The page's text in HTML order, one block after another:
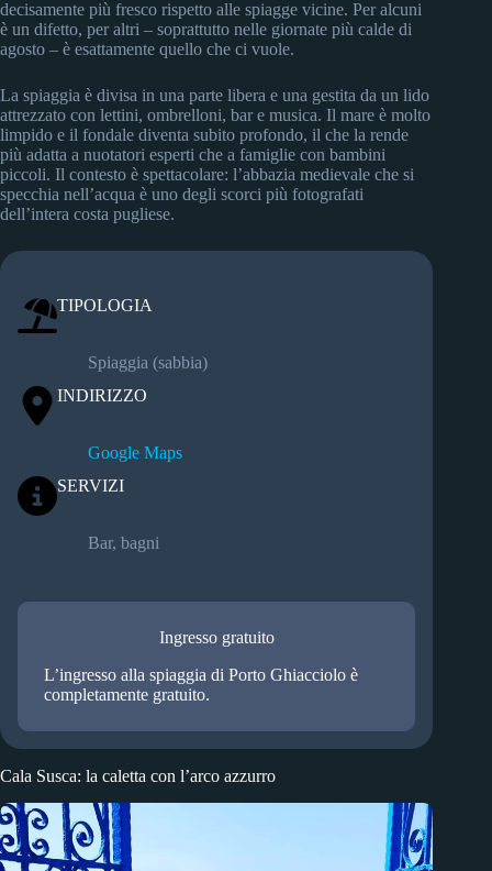
decisamente più fresco rispetto alle spiagge vicine. Per alcuni
è un difetto, per altri – soprattutto nelle giornate più calde di
agosto – è esattamente quello che ci vuole.
La spiaggia è divisa in una parte libera e una gestita da un lido
attrezzato con lettini, ombrelloni, bar e musica. Il mare è molto
limpido e il fondale diventa subito profondo, il che la rende
più adatta a nuotatori esperti che a famiglie con bambini
piccoli. Il contesto è spettacolare: l’abbazia medievale che si
specchia nell’acqua è uno degli scorci più fotografati
dell’intera costa pugliese.
TIPOLOGIA
Spiaggia (sabbia)
INDIRIZZO
Google Maps
SERVIZI
Bar, bagni
Ingresso gratuito
L’ingresso alla spiaggia di Porto Ghiacciolo è
completamente gratuito.
Cala Susca: la caletta con l’arco azzurro